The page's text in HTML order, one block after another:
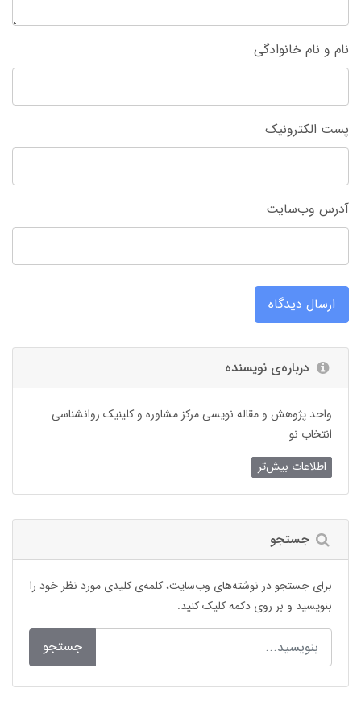
نام و نام خانوادگی
پست الکترونیک
آدرس وب‌سایت
ارسال دیدگاه
درباره‌ی نویسنده
واحد پژوهش و مقاله نویسی مرکز مشاوره و کلینیک روانشناسی
انتخاب نو
اطلاعات بیش‌تر
جستجو
برای جستجو در نوشته‌های وب‌سایت، کلمه‌ی کلیدی مورد نظر خود را
بنویسید و بر روی دکمه کلیک کنید.
جستجو